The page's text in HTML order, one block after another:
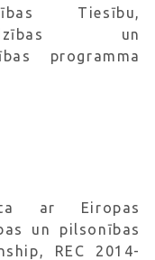
Tiesību,
un
programma
ar Eiropas
un pilsonības
REC 2014-